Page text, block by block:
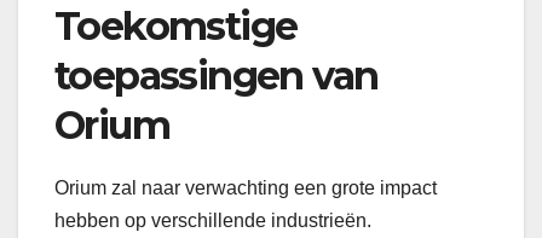
Toekomstige
toepassingen van
Orium
Orium zal naar verwachting een grote impact
hebben op verschillende industrieën.